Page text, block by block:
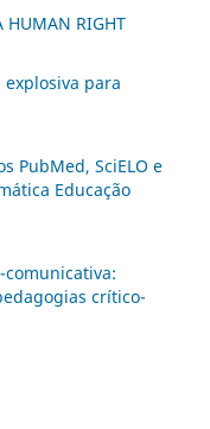
HUMAN RIGHT
para
PubMed, SciELO e
Educação
crítico-